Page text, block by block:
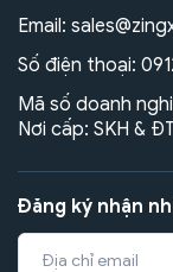
Email:
Số điện thoại:
Mã số doanh
Nơi cấp: SKH &
Đăng ký nhận